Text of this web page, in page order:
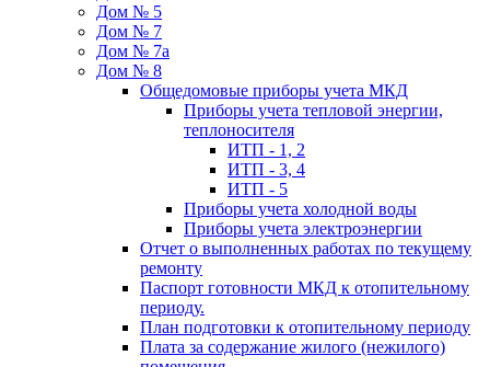
Дом № 5
Дом № 7
Дом № 7а
Дом № 8
Общедомовые приборы учета МКД
Приборы учета тепловой энергии,
теплоносителя
ИТП - 1, 2
ИТП - 3, 4
ИТП - 5
Приборы учета холодной воды
Приборы учета электроэнергии
Отчет о выполненных работах по текущему
ремонту
Паспорт готовности МКД к отопительному
периоду.
План подготовки к отопительному периоду
Плата за содержание жилого (нежилого)